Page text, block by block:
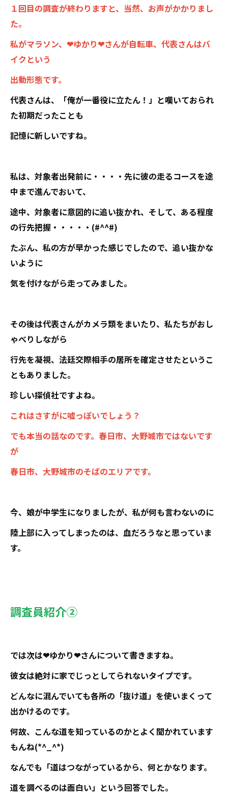
１回目の調査が終わりますと、当然、お声がかかりまし
た。
私がマラソン、❤ゆかり❤さんが自転車、代表さんはバ
イクという
出動形態です。
代表さんは、「俺が一番役に立たん！」と嘆いておられ
た初期だったことも
記憶に新しいですね。
私は、対象者出発前に・・・・先に彼の走るコースを途
中まで進んでおいて、
途中、対象者に意図的に追い抜かれ、そして、ある程度
の行先把握・・・・・(#^^#)
たぶん、私の方が早かった感じでしたので、追い抜かな
いように
気を付けながら走ってみました。
その後は代表さんがカメラ類をまいたり、私たちがおし
ゃべりしながら
行先を凝視、法廷交際相手の居所を確定させたというこ
ともありました。
珍しい探偵社ですよね。
これはさすがに嘘っぽいでしょう？
でも本当の話なのです。春日市、大野城市ではないです
が
春日市、大野城市のそばのエリアです。
今、娘が中学生になりましたが、私が何も言わないのに
陸上部に入ってしまったのは、血だろうなと思っていま
す。
調査員紹介②
では次は❤ゆかり❤さんについて書きますね。
彼女は絶対に家でじっとしてられないタイプです。
どんなに混んでいても各所の「抜け道」を使いまくって
出かけるのです。
何故、こんな道を知っているのかとよく聞かれています
もんね(*^_^*)
なんでも「道はつながっているから、何とかなります。
道を調べるのは面白い」という回答でした。